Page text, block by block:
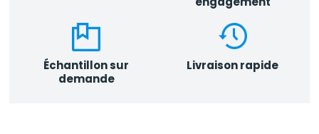
Échantillon sur
demande
Livraison rapide